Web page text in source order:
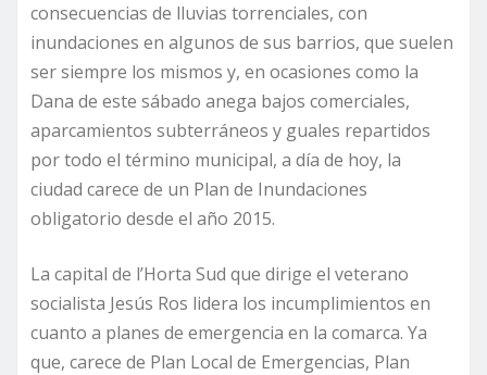
consecuencias de lluvias torrenciales, con
inundaciones en algunos de sus barrios, que suelen
ser siempre los mismos y, en ocasiones como la
Dana de este sábado anega bajos comerciales,
aparcamientos subterráneos y guales repartidos
por todo el término municipal, a día de hoy, la
ciudad carece de un Plan de Inundaciones
obligatorio desde el año 2015.
La capital de l’Horta Sud que dirige el veterano
socialista Jesús Ros lidera los incumplimientos en
cuanto a planes de emergencia en la comarca. Ya
que, carece de Plan Local de Emergencias, Plan